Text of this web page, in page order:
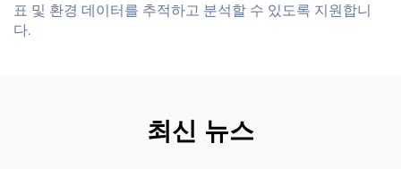
표 및 환경 데이터를 추적하고 분석할 수 있도록 지원합니
다.
최신 뉴스